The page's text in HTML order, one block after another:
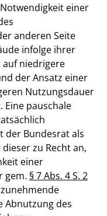
einer
anderen Seite
infolge ihrer
auf niedrigere
der Ansatz einer
Nutzungsdauer
Eine pauschale
der Bundesrat als
zu Recht an,
einer
gem. § 7 Abs. 4 S. 2
Abnutzung des